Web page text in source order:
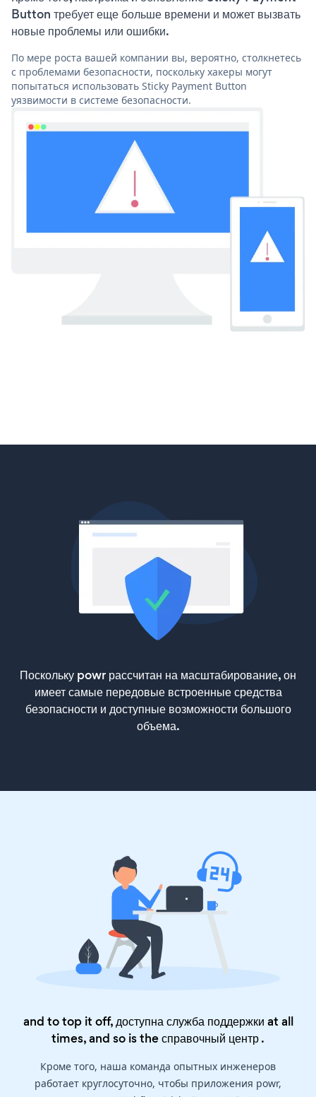
Button требует еще больше времени и может вызвать
новые проблемы или ошибки.
По мере роста вашей компании вы, вероятно, столкнетесь
с проблемами безопасности, поскольку хакеры могут
попытаться использовать Sticky Payment Button
уязвимости в системе безопасности.
Поскольку powr рассчитан на масштабирование, он
имеет самые передовые встроенные средства
безопасности и доступные возможности большого
объема.
and to top it off, доступна служба поддержки at all
times, and so is theсправочный центр.
Кроме того, наша команда опытных инженеров
работает круглосуточно, чтобы приложения powr,